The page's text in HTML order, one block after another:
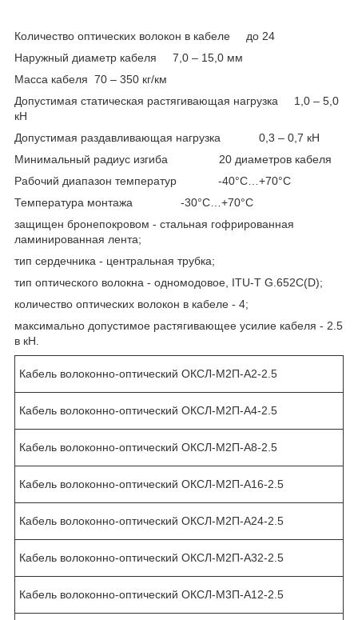
Количество оптических волокон в кабеле до 24
Наружный диаметр кабеля 7,0 – 15,0 мм
Масса кабеля 70 – 350 кг/км
Допустимая статическая растягивающая нагрузка 1,0 – 5,0
кН
Допустимая раздавливающая нагрузка 0,3 – 0,7 кН
Минимальный радиус изгиба 20 диаметров кабеля
Рабочий диапазон температур -40°С…+70°С
Температура монтажа -30°С…+70°С
защищен бронепокровом - стальная гофрированная
ламинированная лента;
тип сердечника - центральная трубка;
тип оптического волокна - одномодовое, ITU-T G.652С(D);
количество оптических волокон в кабеле - 4;
максимально допустимое растягивающее усилие кабеля - 2.5
в кН.
Кабель волоконно-оптический ОКСЛ-М2П-А2-2.5
Кабель волоконно-оптический ОКСЛ-М2П-А4-2.5
Кабель волоконно-оптический ОКСЛ-М2П-А8-2.5
Кабель волоконно-оптический ОКСЛ-М2П-А16-2.5
Кабель волоконно-оптический ОКСЛ-М2П-А24-2.5
Кабель волоконно-оптический ОКСЛ-М2П-А32-2.5
Кабель волоконно-оптический ОКСЛ-М3П-А12-2.5